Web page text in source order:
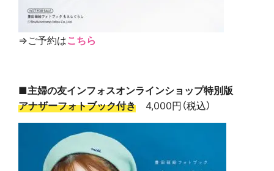
⇒ご予約はこちら
■主婦の友インフォスオンラインショップ特別版
アナザーフォトブック付き 4,000円（税込）